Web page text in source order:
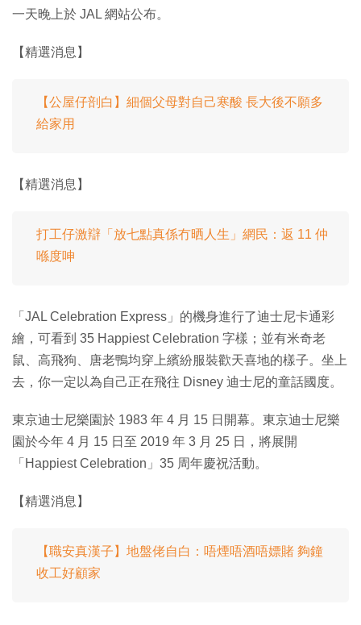
一天晚上於 JAL 網站公布。
【精選消息】
【公屋仔剖白】細個父母對自己寒酸 長大後不願多
給家用
【精選消息】
打工仔激辯「放七點真係冇晒人生」網民：返 11 仲
喺度呻
「JAL Celebration Express」的機身進行了迪士尼卡通彩
繪，可看到 35 Happiest Celebration 字樣；並有米奇老
鼠、高飛狗、唐老鴨均穿上繽紛服裝歡天喜地的樣子。坐上
去，你一定以為自己正在飛往 Disney 迪士尼的童話國度。
東京迪士尼樂園於 1983 年 4 月 15 日開幕。東京迪士尼樂
園於今年 4 月 15 日至 2019 年 3 月 25 日，將展開
「Happiest Celebration」35 周年慶祝活動。
【精選消息】
【職安真漢子】地盤佬自白：唔煙唔酒唔嫖賭 夠鐘
收工好顧家